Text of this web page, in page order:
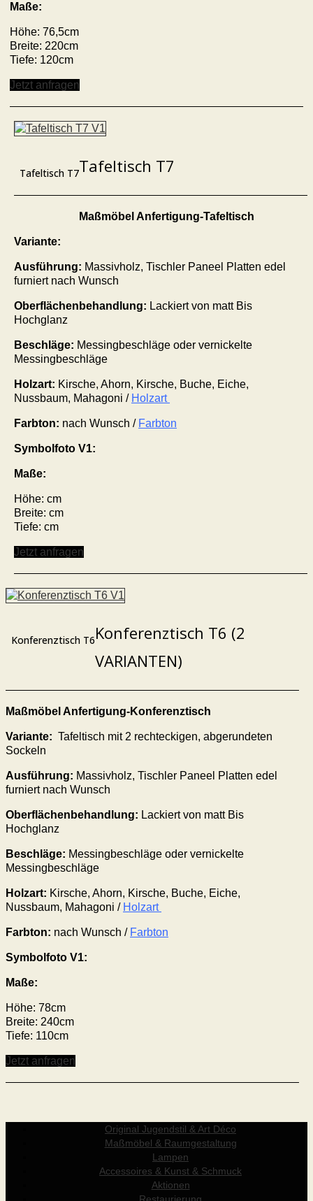
Maße:
Höhe: 76,5cm
Breite: 220cm
Tiefe: 120cm
Jetzt anfragen
Tafeltisch T7Tafeltisch T7
Maßmöbel Anfertigung-Tafeltisch
Variante:
Ausführung: Massivholz, Tischler Paneel Platten edel
furniert nach Wunsch
Oberflächenbehandlung: Lackiert von matt Bis
Hochglanz
Beschläge: Messingbeschläge oder vernickelte
Messingbeschläge
Holzart: Kirsche, Ahorn, Kirsche, Buche, Eiche,
Nussbaum, Mahagoni / Holzart
Farbton: nach Wunsch / Farbton
Symbolfoto V1:
Maße:
Höhe: cm
Breite: cm
Tiefe: cm
Jetzt anfragen
Konferenztisch T6Konferenztisch T6 (2
VARIANTEN)
Maßmöbel Anfertigung-Konferenztisch
Variante: Tafeltisch mit 2 rechteckigen, abgerundeten
Sockeln
Ausführung: Massivholz, Tischler Paneel Platten edel
furniert nach Wunsch
Oberflächenbehandlung: Lackiert von matt Bis
Hochglanz
Beschläge: Messingbeschläge oder vernickelte
Messingbeschläge
Holzart: Kirsche, Ahorn, Kirsche, Buche, Eiche,
Nussbaum, Mahagoni / Holzart
Farbton: nach Wunsch / Farbton
Symbolfoto V1:
Maße:
Höhe: 78cm
Breite: 240cm
Tiefe: 110cm
Jetzt anfragen
Original Jugendstil & Art Déco
Maßmöbel & Raumgestaltung
Lampen
Accessoires & Kunst & Schmuck
Aktionen